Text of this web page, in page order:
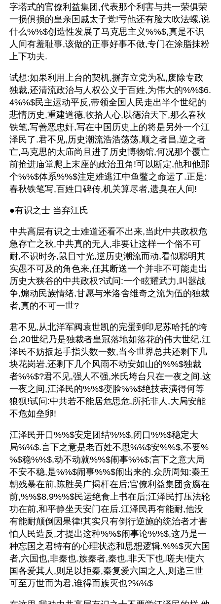
字塔式的官僚利益集团,代表那个利害与共一荣俱荣
一损俱损的皇亲国戚太子党!亏他还有脸大吹法螺,说
什么%%$创造性发展了马克思主义%%$,真是不识
人间有羞耻事,该做的正事好事不做,专门在涂脂抹粉
上下功夫.
试想:如果利用上台的契机,摒弃立党为私,废除专政
独裁,还清流政治与人权公义于百姓,为伟大的%%$6.
4%%$民主运动平反,带领全国人民走出半个世纪的
悲情历史,重建道德,收拾人心,以德治天下,那么春秋
铁笔,写善恶忠奸,写在中国历史上的将是另外一个江
泽民了.君不见,历史潮流浩浩荡荡,顺之者昌,逆之者
亡,马克思的太庙尚且进了历史博物馆,何况那个覆亡
前抢进庙堂爬上末座的政治丑角!可以断定,他和他那
个%%$体系%%$注定难逃江中鱼鳖之命运了.正是:
春秋铁笔写,百姓口碑传,机关算尽者,遗臭在人间!
●有识之士 当弃江氏
中共高层有识之士难道还看不出来,当此中共政权危
急存亡之秋,中共真的无人,非要让这样一个俗不可
耐,不识时务,鼠目寸光,逆历史潮流而动,看似聪明其
实愚不可及的角色来,任其断送一个并非不可能走出
历史大狭谷的中共政权?试问:一个眩耀武力,叫嚣战
争,煽动民族情绪,甘愿与米洛舍维奇之流为伍的独裁
者,真的不可一世?
君不见,从北洋军阀袁世凯的完蛋到印尼苏哈托的垮
台,20世纪乃是独裁者皇冠落地如落花的伟大世纪.江
泽民不妨扳起手指头数一数,当今世界总共还剩下几
块花岗岩,还剩下几个风雨不动安如山的%%$独裁
者%%$?君不见,强人不强,米氏垮台只在一夜之间.这
一夜之间,江泽民的%%$变脸%%$绝技表演得何等
狼狈!试问:中共若不能居危思危,所托非人,大局安能
不危如垒卵!
江泽民开口%%$安定团结%%$,闭口%%$稳定大
局%%$.言下之意是老百姓不思%%$安%%$,不要%
%$稳%%$,动不动就%%$闹事%%$;言下之意大局
不安不稳,是%%$闹事%%$闹出来的.众所周知:秦王
朝残暴在前,陈胜吴广揭杆在后;官僚利益集团贪腐在
前,%%$8.9%%$民运绝食上书在后;江泽民打压法轮
功在前,和平静坐天安门在后.江泽民再有能耐,他没
有能耐颠倒因果律!其实只有倒行逆施的统治者才害
怕人民造反,才提出这种%%$闹事论%%$,这乃是一
种忘国之君特有的心理状态和思想逻辑.%%$灭六国
者,六国也,非秦也.族秦者,秦也,非天下也.嗟夫!使六
国各爱其人,则足以拒秦,秦复爱六国之人,则递三世
可至万世而为君,谁得而族灭也?%%$